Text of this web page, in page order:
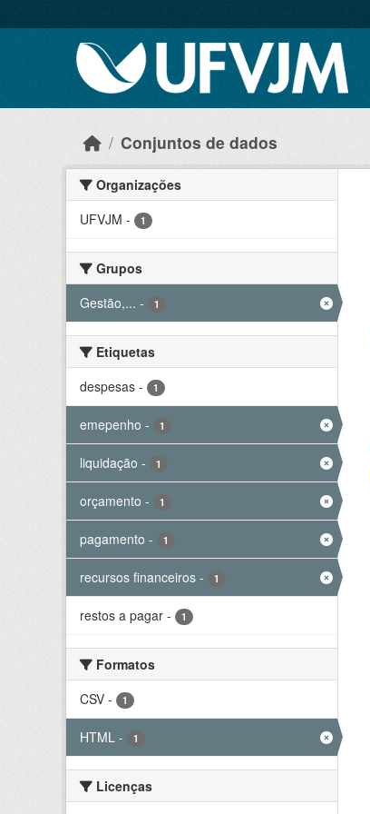
Conjuntos de dados
Organizações
UFVJM - 1
Grupos
Gestão,... - 1
Etiquetas
despesas - 1
emepenho - 1
liquidação - 1
orçamento - 1
pagamento - 1
recursos financeiros - 1
restos a pagar - 1
Formatos
CSV - 1
HTML - 1
Licenças